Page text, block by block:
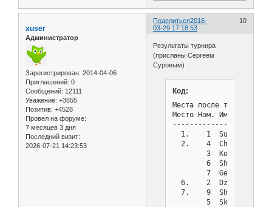
Поделиться 10
2016-
03-29 17:18:53
xuser
Администратор
Зарегистрирован: 2014-04-06
Приглашений: 0
Сообщений: 12111
Уважение: +3655
Позитив: +4528
Провел на форуме:
7 месяцев 3 дня
Последний визит:
2026-07-21 14:23:53
Результаты турнира
(присланы Сергеем
Суровым)
Код:
Места после тура 9
Место Ном. Имя
1.    1  Surov
2.    4  Chesnokov
3  Kovalenko
6
7  Geranichev
6.    2  Dzantiev
7.    9
5  Skomorohov